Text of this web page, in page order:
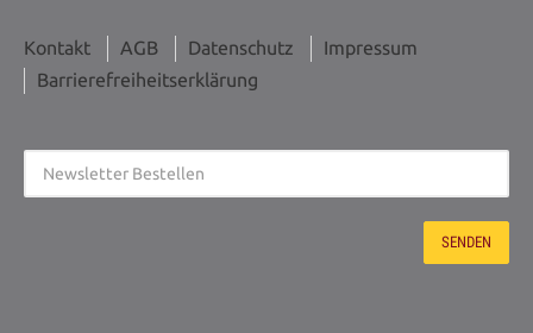
Kontakt AGB Datenschutz
Impressum
Barrierefreiheitserklärung